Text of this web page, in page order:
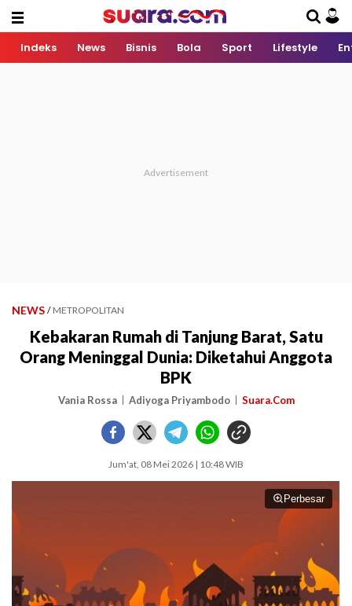
Indeks News Bisnis Bola Sport Lifestyle
NEWS / METROPOLITAN
Kebakaran Rumah di Tanjung Barat, Satu
Orang Meninggal Dunia: Diketahui Anggota
BPK
Vania Rossa Adiyoga Priyambodo Suara.Com
Jum'at, 08 Mei 2026 | 10:48 WIB
Perbesar